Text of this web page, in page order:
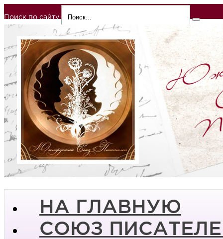
Поиск по сайту
НА ГЛАВНУЮ
СОЮЗ